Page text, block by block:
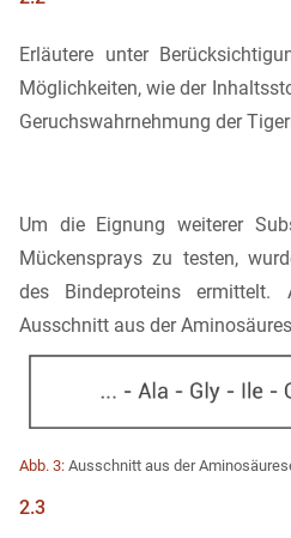
Erläutere unter
Möglichkeiten, wie der
Geruchswahrnehmung der
Um die Eignung weiterer
Mückensprays zu testen,
des Bindeproteins
Ausschnitt aus der
Abb. 3: Ausschnitt aus der
2.3